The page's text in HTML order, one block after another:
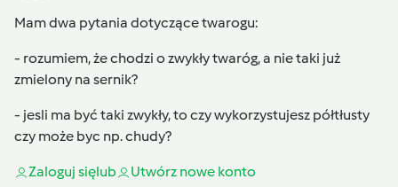
Mam dwa pytania dotyczące twarogu:
- rozumiem, że chodzi o zwykły twaróg, a nie taki już
zmielony na sernik?
- jesli ma być taki zwykły, to czy wykorzystujesz półtłusty
czy może byc np. chudy?
Zaloguj sięlub Utwórz nowe konto